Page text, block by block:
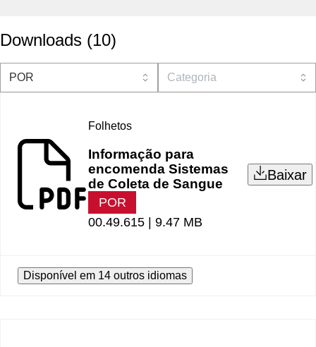
Downloads (10)
Folhetos
Informação para
encomenda Sistemas
de Coleta de Sangue
POR
00.49.615 | 9.47 MB
Baixar
Disponível em 14 outros idiomas